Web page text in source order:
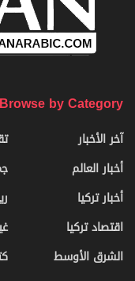
Browse by Category
آخر الأخبار
أخبار العالم
أخبار تركيا
اقتصاد تركيا
الشرق الأوسط